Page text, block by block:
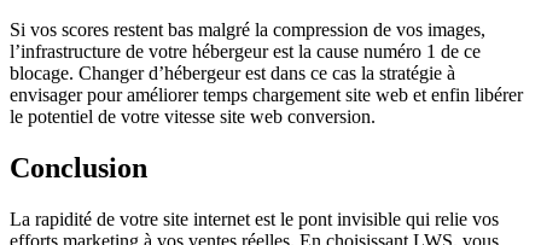
Si vos scores restent bas malgré la compression de vos images,
l’infrastructure de votre hébergeur est la cause numéro 1 de ce
blocage. Changer d’hébergeur est dans ce cas la stratégie à
envisager pour améliorer temps chargement site web et enfin libérer
le potentiel de votre vitesse site web conversion.
Conclusion
La rapidité de votre site internet est le pont invisible qui relie vos
efforts marketing à vos ventes réelles. En choisissant LWS, vous